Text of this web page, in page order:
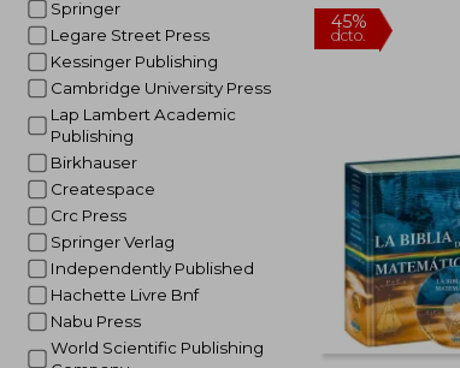
Springer
Legare Street Press
Kessinger Publishing
Cambridge University Press
Lap Lambert Academic
Publishing
Birkhauser
Createspace
Crc Press
Springer Verlag
Independently Published
Hachette Livre Bnf
Nabu Press
World Scientific Publishing
45%
dcto.